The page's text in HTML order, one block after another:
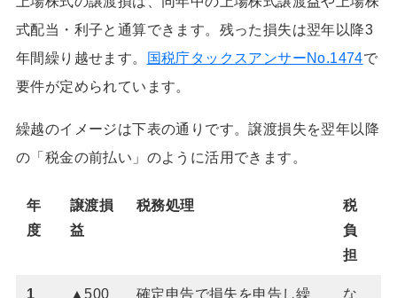
式配当・利子と通算できます。残った損失は翌年以降3
年間繰り越せます。
国税庁タックスアンサーNo.1474で
要件が定められています。
繰越のイメージは下表の通りです。譲渡損失を翌年以降
の「税金の前払い」のように活用できます。
年
度
譲渡損
益
税務処理
税
負
担
1
▲500
確定申告で損失を申告し繰
な